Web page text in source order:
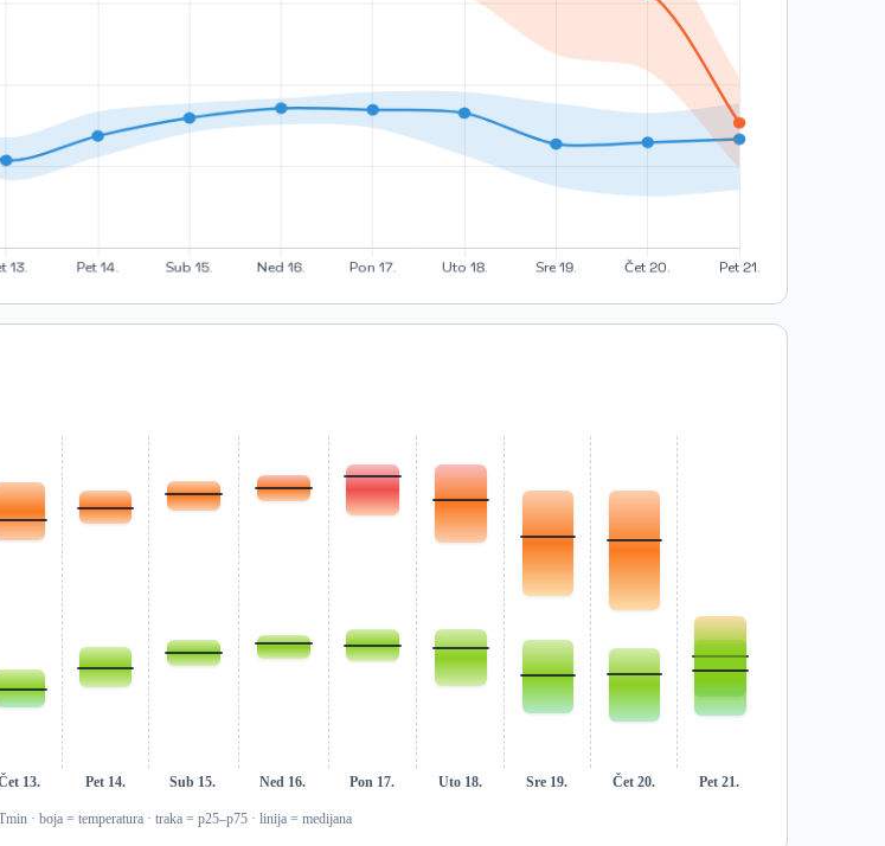
13. Pet 14. Sub 15. Ned 16. Pon 17. Uto 18. Sre 19. Čet 20. Pet 21.
· boja = temperatura · traka = p25–p75 · linija = medijana